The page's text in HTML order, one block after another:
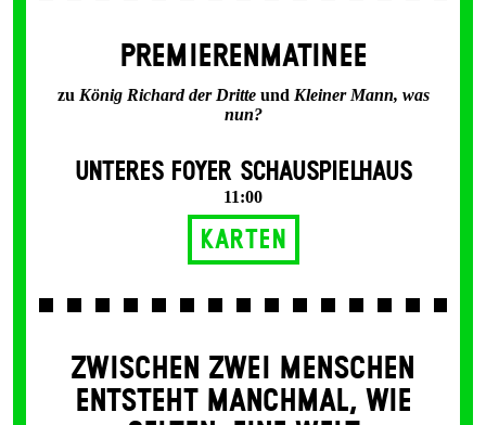
PREMIERENMATINEE
zu König Richard der Dritte und Kleiner Mann, was
nun?
UNTERES FOYER SCHAUSPIELHAUS
11:00
Karten
ZWISCHEN ZWEI MENSCHEN
ENT­STEHT MANCH­MAL, WIE